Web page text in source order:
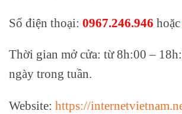
Số điện thoại: 0967.246.946 hoặc
Thời gian mở cửa: từ 8h:00 –
ngày trong tuần.
Website: https://